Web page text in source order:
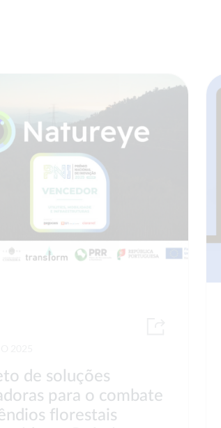
de soluções
para o combate
florestais